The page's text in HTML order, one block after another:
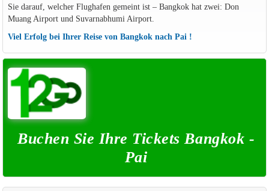
Sie darauf, welcher Flughafen gemeint ist – Bangkok hat zwei: Don
Muang Airport und Suvarnabhumi Airport.
Viel Erfolg bei Ihrer Reise von Bangkok nach Pai !
Buchen Sie Ihre Tickets Bangkok -
Pai